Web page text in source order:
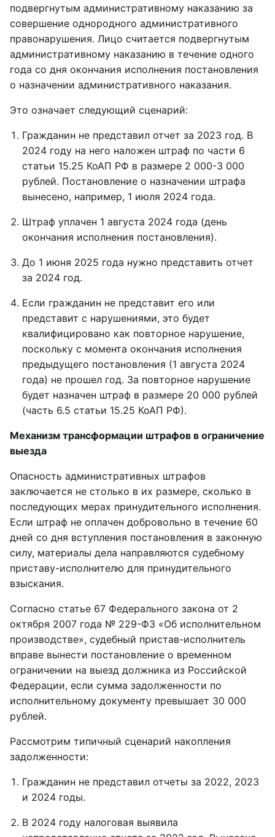
подвергнутым административному наказанию за
совершение однородного административного
правонарушения. Лицо считается подвергнутым
административному наказанию в течение одного
года со дня окончания исполнения постановления
о назначении административного наказания.
Это означает следующий сценарий:
Гражданин не представил отчет за 2023 год. В
2024 году на него наложен штраф по части 6
статьи 15.25 КоАП РФ в размере 2 000-3 000
рублей. Постановление о назначении штрафа
вынесено, например, 1 июля 2024 года.
Штраф уплачен 1 августа 2024 года (день
окончания исполнения постановления).
До 1 июня 2025 года нужно представить отчет
за 2024 год.
Если гражданин не представит его или
представит с нарушениями, это будет
квалифицировано как повторное нарушение,
поскольку с момента окончания исполнения
предыдущего постановления (1 августа 2024
года) не прошел год. За повторное нарушение
будет назначен штраф в размере 20 000 рублей
(часть 6.5 статьи 15.25 КоАП РФ).
Механизм трансформации штрафов в ограничение
выезда
Опасность административных штрафов
заключается не столько в их размере, сколько в
последующих мерах принудительного исполнения.
Если штраф не оплачен добровольно в течение 60
дней со дня вступления постановления в законную
силу, материалы дела направляются судебному
приставу-исполнителю для принудительного
взыскания.
Согласно статье 67 Федерального закона от 2
октября 2007 года № 229-ФЗ «Об исполнительном
производстве», судебный пристав-исполнитель
вправе вынести постановление о временном
ограничении на выезд должника из Российской
Федерации, если сумма задолженности по
исполнительному документу превышает 30 000
рублей.
Рассмотрим типичный сценарий накопления
задолженности:
Гражданин не представил отчеты за 2022, 2023
и 2024 годы.
В 2024 году налоговая выявила